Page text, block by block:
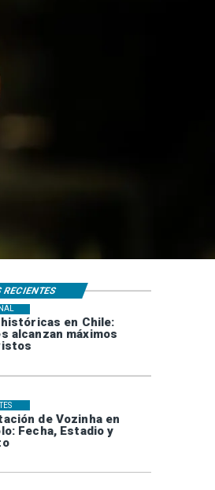
en Chile:
alcanzan máximos
de Vozinha en
Fecha, Estadio y
RECIENTES